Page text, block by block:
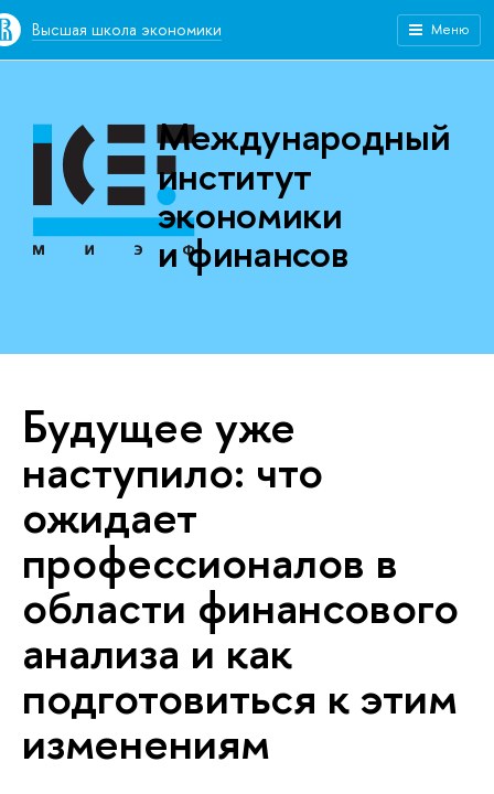
Высшая школа экономики Меню
Международный
институт
экономики
и финансов
Будущее уже
наступило: что
ожидает
профессионалов в
области финансового
анализа и как
подготовиться к этим
изменениям